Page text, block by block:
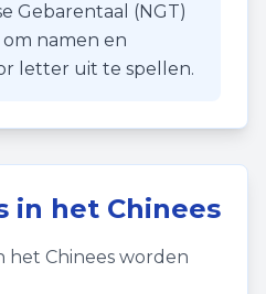
Gebarentaal (NGT)
namen en
letter uit te spellen.
in het Chinees
het Chinees worden